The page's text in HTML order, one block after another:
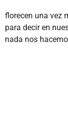
florecen una vez
para decir en
nada nos